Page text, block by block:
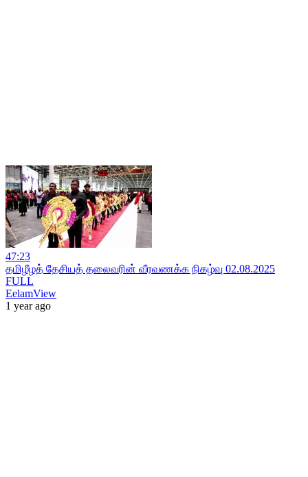
47:23
தமிழீழத் தேசியத் தலைவரின் வீரவணக்க நிகழ்வு 02.08.2025
FULL
EelamView
1 year ago